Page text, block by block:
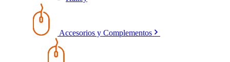
Accesorios y Complementos